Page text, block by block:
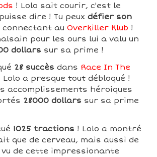
! Lolo sait courir, c'est le
dire ! Tu peux défier son
connectant au Overkiller Klub !
pour les ours lui a valu un
dollars sur sa prime !
28 succès dans Race In The
Lolo a presque tout débloqué !
accomplissements héroiques
28000 dollars sur sa prime
1025 tractions ! Lolo a montré
que de cerveau, mais aussi de
vu de cette impressionante